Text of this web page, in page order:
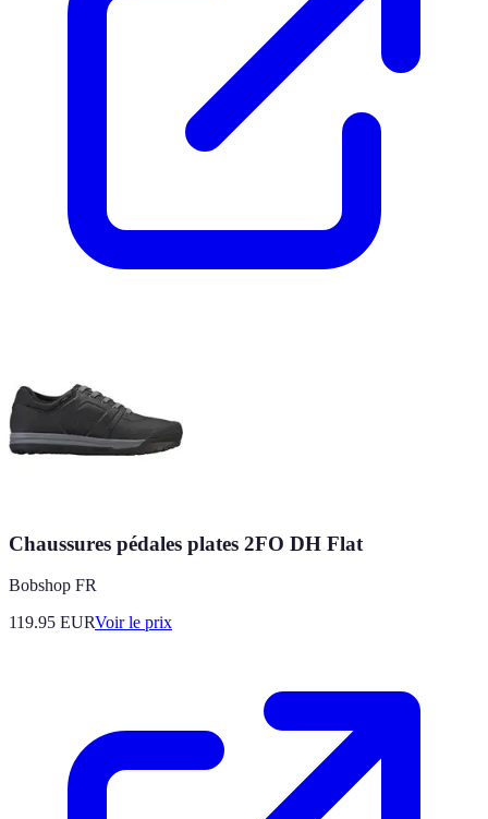
Chaussures pédales plates 2FO DH Flat
Bobshop FR
119.95 EURVoir le prix